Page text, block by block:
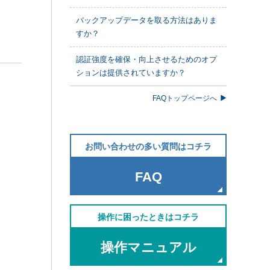
バックアップデータを取る方法はありま
すか？
認証強度を確保・向上させるためのオプ
ションは提供されていますか？
FAQトップページへ
お問い合わせの多い質問はコチラ
FAQ
操作に困ったときはコチラ
操作マニュアル